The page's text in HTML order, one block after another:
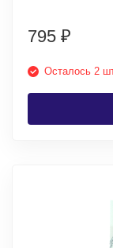
795 ₽
Осталось 2